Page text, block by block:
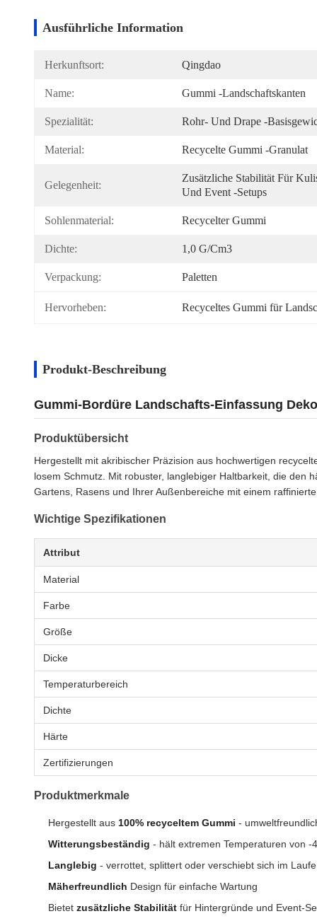
Ausführliche Information
Herkunftsort: Qingdao
Name: Gummi -Landschaftskanten
Spezialität: Rohr- Und Drape -
Material: Recycelte Gummi -Granulat
Gelegenheit:
Zusätzliche Stabilität Für
Und Event -Setups
Sohlenmaterial: Recycelter Gummi
Dichte: 1,0 G/cm3
Verpackung: Paletten
Hervorheben: Recyceltes Gummi für
Produkt-Beschreibung
Gummi-Bordüre Landschafts-Einfassung
Produktübersicht
Hergestellt mit akribischer Präzision aus hochwertigen
losem Schmutz. Mit robuster, langlebiger Haltbarkeit, die den
Gartens, Rasens und Ihrer Außenbereiche mit einem
Wichtige Spezifikationen
Attribut
Material
Farbe
Größe
Dicke
Temperaturbereich
Dichte
Härte
Zertifizierungen
Produktmerkmale
Hergestellt aus 100% recyceltem Gummi -
Witterungsbeständig - hält extremen Temperaturen von -
Langlebig - verrottet, splittert oder verschiebt sich im
Mäherfreundlich Design für einfache Wartung
Bietet zusätzliche Stabilität für Hintergründe und Event-